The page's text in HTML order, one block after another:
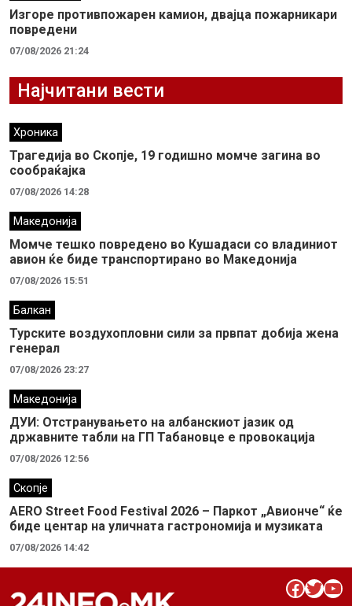
Изгоре противпожарен камион, двајца пожарникари
повредени
07/08/2026 21:24
Најчитани вести
Хроника
Трагедија во Скопје, 19 годишно момче загина во
сообраќајка
07/08/2026 14:28
Македонија
Момче тешко повредено во Кушадаси со владиниот
авион ќе биде транспортирано во Македонија
07/08/2026 15:51
Балкан
Турските воздухопловни сили за првпат добија жена
генерал
07/08/2026 23:27
Македонија
ДУИ: Отстранувањето на албанскиот јазик од
државните табли на ГП Табановце е провокација
07/08/2026 12:56
Скопје
AERO Street Food Festival 2026 – Паркот „Авионче“ ќе
биде центар на уличната гастрономија и музиката
07/08/2026 14:42
Facebook Twitter YouTube